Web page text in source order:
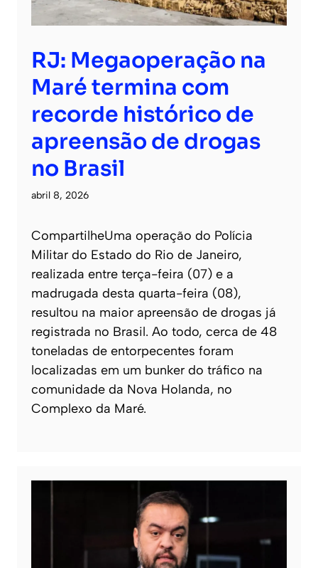
RJ: Megaoperação na
Maré termina com
recorde histórico de
apreensão de drogas
no Brasil
abril 8, 2026
CompartilheUma operação do Polícia
Militar do Estado do Rio de Janeiro,
realizada entre terça-feira (07) e a
madrugada desta quarta-feira (08),
resultou na maior apreensão de drogas já
registrada no Brasil. Ao todo, cerca de 48
toneladas de entorpecentes foram
localizadas em um bunker do tráfico na
comunidade da Nova Holanda, no
Complexo da Maré.